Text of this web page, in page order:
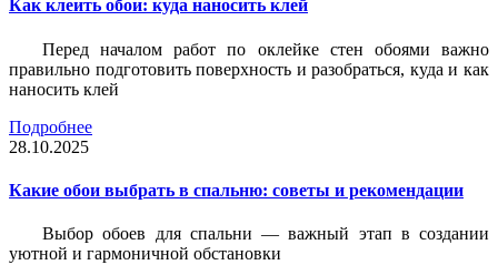
Как клеить обои: куда наносить клей
Перед началом работ по оклейке стен обоями важно
правильно подготовить поверхность и разобраться, куда и как
наносить клей
Подробнее
28.10.2025
Какие обои выбрать в спальню: советы и рекомендации
Выбор обоев для спальни — важный этап в создании
уютной и гармоничной обстановки